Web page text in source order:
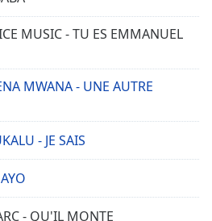
MUSIC - TU ES EMMANUEL
MWANA - UNE AUTRE
- JE SAIS
- QU'IL MONTE